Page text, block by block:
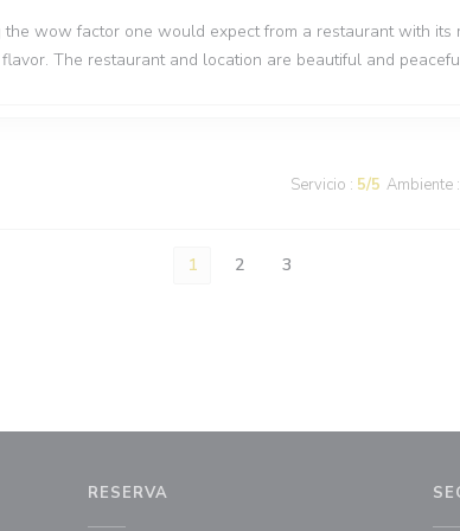
wow factor one would expect from a restaurant with its
The restaurant and location are beautiful and
Servicio : 5/5 Ambiente :
1 2 3
RESERVA